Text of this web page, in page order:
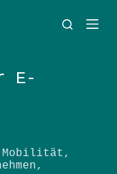
E-
Mobilität ,
,